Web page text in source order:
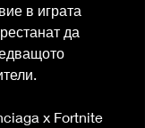
в играта
да
x Fortnite